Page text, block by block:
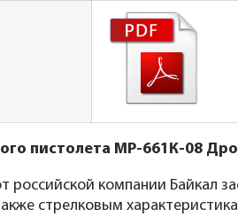
пистолета МР-661К-08
российской компании Байкал
стрелковым